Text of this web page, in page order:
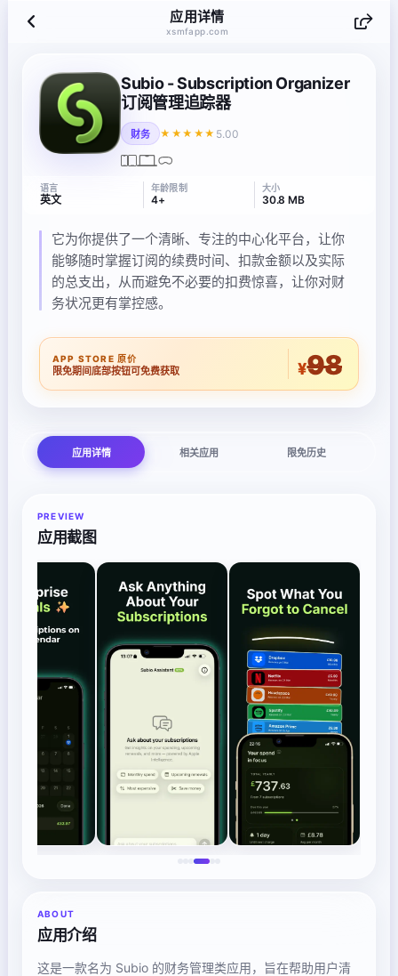
应用详情
xsmfapp.com
Subio - Subscription Organizer
订阅管理追踪器
财务 ★★★★★ 5.00
语言
英文
年龄限制
4+
大小
30.8 MB
它为你提供了一个清晰、专注的中心化平台，让你
能够随时掌握订阅的续费时间、扣款金额以及实际
的总支出，从而避免不必要的扣费惊喜，让你对财
务状况更有掌控感。
APP STORE 原价
限免期间底部按钮可免费获取 ¥98
应用详情 相关应用 限免历史
PREVIEW
应用截图
ABOUT
应用介绍
这是一款名为 Subio 的财务管理类应用，旨在帮助用户清